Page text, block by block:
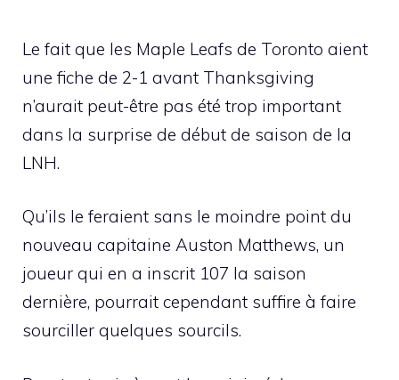
Le fait que les Maple Leafs de Toronto aient
une fiche de 2-1 avant Thanksgiving
n’aurait peut-être pas été trop important
dans la surprise de début de saison de la
LNH.
Qu’ils le feraient sans le moindre point du
nouveau capitaine Auston Matthews, un
joueur qui en a inscrit 107 la saison
dernière, pourrait cependant suffire à faire
sourciller quelques sourcils.